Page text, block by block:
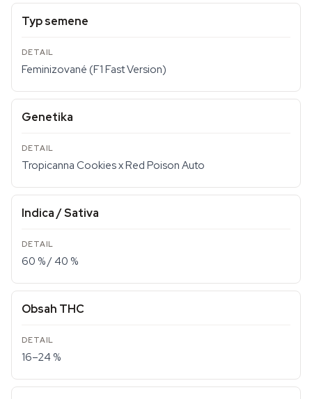
Typ semene
Feminizované (F1 Fast Version)
Genetika
Tropicanna Cookies x Red Poison Auto
Indica / Sativa
60 % / 40 %
Obsah THC
16–24 %